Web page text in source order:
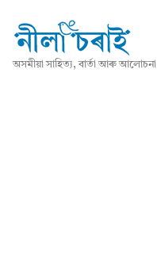
অসমীয়া সাহিত্য, বাৰ্তা আৰু আলোচনা